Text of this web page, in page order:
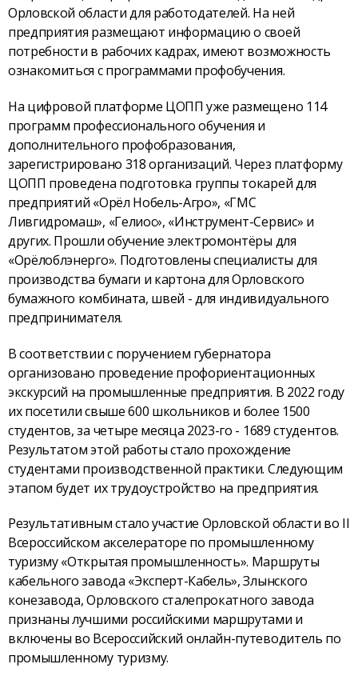
Орловской области для работодателей. На ней
предприятия размещают информацию о своей
потребности в рабочих кадрах, имеют возможность
ознакомиться с программами профобучения.
На цифровой платформе ЦОПП уже размещено 114
программ профессионального обучения и
дополнительного профобразования,
зарегистрировано 318 организаций. Через платформу
ЦОПП проведена подготовка группы токарей для
предприятий «Орёл Нобель-Агро», «ГМС
Ливгидромаш», «Гелиос», «Инструмент-Сервис» и
других. Прошли обучение электромонтёры для
«Орёлоблэнерго». Подготовлены специалисты для
производства бумаги и картона для Орловского
бумажного комбината, швей - для индивидуального
предпринимателя.
В соответствии с поручением губернатора
организовано проведение профориентационных
экскурсий на промышленные предприятия. В 2022 году
их посетили свыше 600 школьников и более 1500
студентов, за четыре месяца 2023-го - 1689 студентов.
Результатом этой работы стало прохождение
студентами производственной практики. Следующим
этапом будет их трудоустройство на предприятия.
Результативным стало участие Орловской области во II
Всероссийском акселераторе по промышленному
туризму «Открытая промышленность». Маршруты
кабельного завода «Эксперт-Кабель», Злынского
конезавода, Орловского сталепрокатного завода
признаны лучшими российскими маршрутами и
включены во Всероссийский онлайн-путеводитель по
промышленному туризму.